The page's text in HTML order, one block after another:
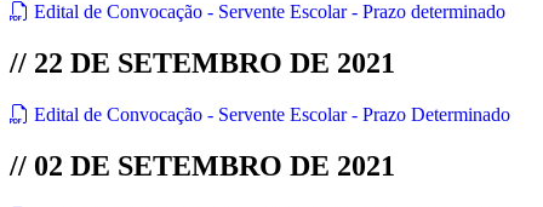
Edital de Convocação - Servente Escolar - Prazo determinado
// 22 DE SETEMBRO DE 2021
Edital de Convocação - Servente Escolar - Prazo Determinado
// 02 DE SETEMBRO DE 2021